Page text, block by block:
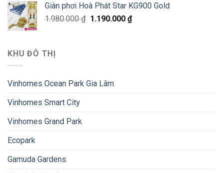
Giàn phơi Hoà Phát Star KG900 Gold
1.980.000₫ 1.190.000 ₫
KHU ĐÔ THỊ
Vinhomes Ocean Park Gia Lâm
Vinhomes Smart City
Vinhomes Grand Park
Ecopark
Gamuda Gardens